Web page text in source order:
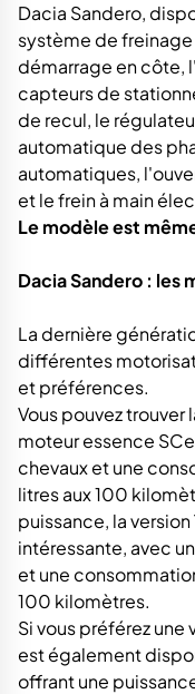
Dacia Sandero,
système de
démarrage en côte,
capteurs de
de recul, le
automatique des
automatiques,
et le frein à main
Le modèle est
Dacia Sandero : les
La dernière
différentes
et préférences.
Vous pouvez
moteur essence
chevaux et une
litres aux 100
puissance, la
intéressante, avec
et une
100 kilomètres.
Si vous préférez
est également
offrant une